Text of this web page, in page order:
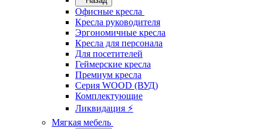
Офисные кресла
Кресла руководителя
Эргономичные кресла
Кресла для персонала
Для посетителей
Геймерские кресла
Премиум кресла
Серия WOOD (ВУД)
Комплектующие
Ликвидация ⚡
Мягкая мебель